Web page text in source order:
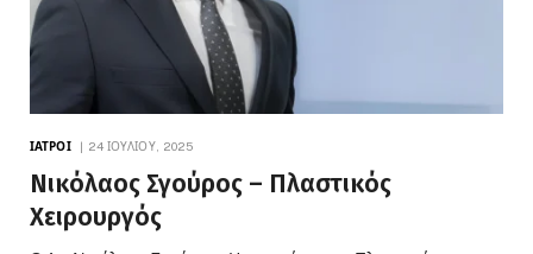
ΙΑΤΡΟΊ 24 ΙΟΥΛΊΟΥ, 2025
Νικόλαος Σγούρος – Πλαστικός
Χειρουργός